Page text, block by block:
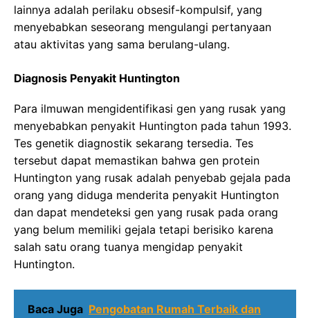
lainnya adalah perilaku obsesif-kompulsif, yang
menyebabkan seseorang mengulangi pertanyaan
atau aktivitas yang sama berulang-ulang.
Diagnosis Penyakit Huntington
Para ilmuwan mengidentifikasi gen yang rusak yang
menyebabkan penyakit Huntington pada tahun 1993.
Tes genetik diagnostik sekarang tersedia. Tes
tersebut dapat memastikan bahwa gen protein
Huntington yang rusak adalah penyebab gejala pada
orang yang diduga menderita penyakit Huntington
dan dapat mendeteksi gen yang rusak pada orang
yang belum memiliki gejala tetapi berisiko karena
salah satu orang tuanya mengidap penyakit
Huntington.
Baca Juga Pengobatan Rumah Terbaik dan